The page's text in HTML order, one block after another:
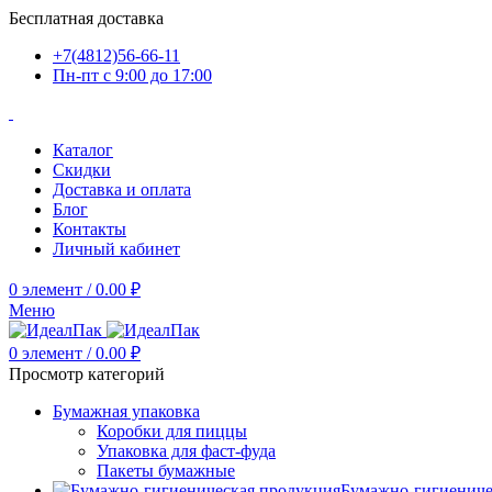
Бесплатная доставка
+7(4812)56-66-11
Пн-пт c 9:00 до 17:00
Каталог
Скидки
Доставка и оплата
Блог
Контакты
Личный кабинет
0 элемент / 0.00 ₽
Меню
0 элемент / 0.00 ₽
Просмотр категорий
Бумажная упаковка
Коробки для пиццы
Упаковка для фаст-фуда
Пакеты бумажные